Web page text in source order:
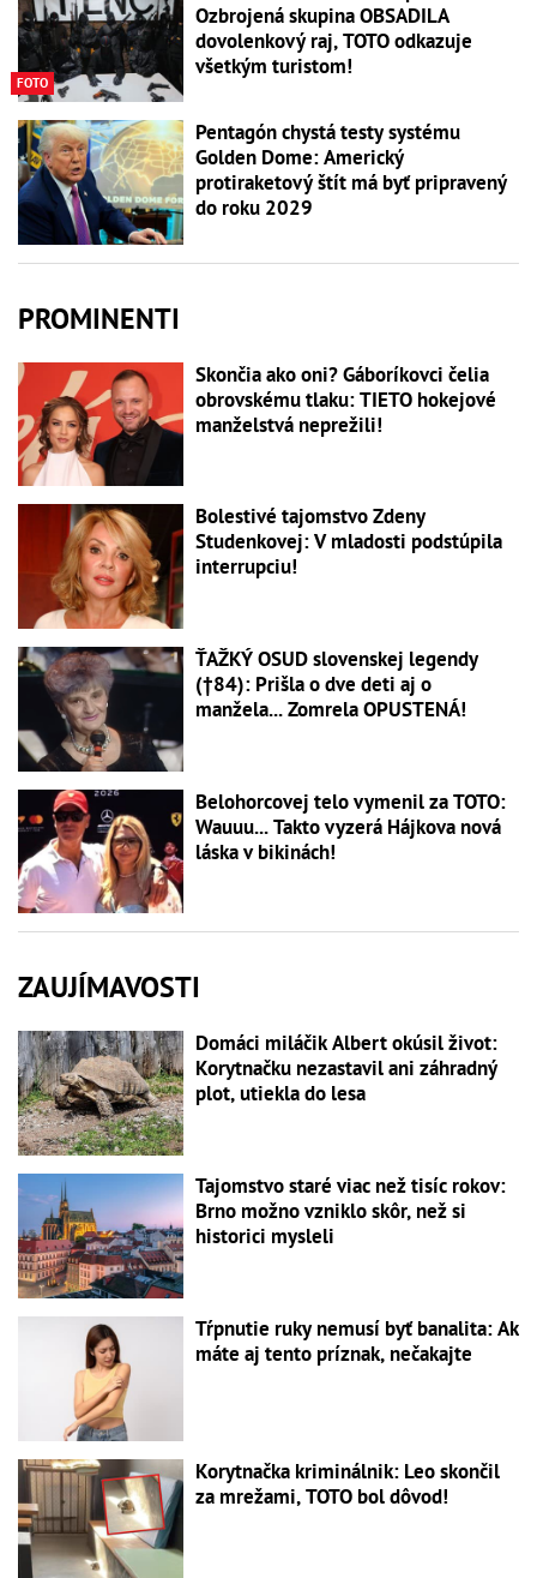
FOTO
Ozbrojená skupina OBSADILA
dovolenkový raj, TOTO odkazuje
všetkým turistom!
Pentagón chystá testy systému
Golden Dome: Americký
protiraketový štít má byť pripravený
do roku 2029
PROMINENTI
Skončia ako oni? Gáboríkovci čelia
obrovskému tlaku: TIETO hokejové
manželstvá neprežili!
Bolestivé tajomstvo Zdeny
Studenkovej: V mladosti podstúpila
interrupciu!
ŤAŽKÝ OSUD slovenskej legendy
(†84): Prišla o dve deti aj o
manžela... Zomrela OPUSTENÁ!
Belohorcovej telo vymenil za TOTO:
Wauuu... Takto vyzerá Hájkova nová
láska v bikinách!
ZAUJÍMAVOSTI
Domáci miláčik Albert okúsil život:
Korytnačku nezastavil ani záhradný
plot, utiekla do lesa
Tajomstvo staré viac než tisíc rokov:
Brno možno vzniklo skôr, než si
historici mysleli
Tŕpnutie ruky nemusí byť banalita: Ak
máte aj tento príznak, nečakajte
Korytnačka kriminálnik: Leo skončil
za mrežami, TOTO bol dôvod!